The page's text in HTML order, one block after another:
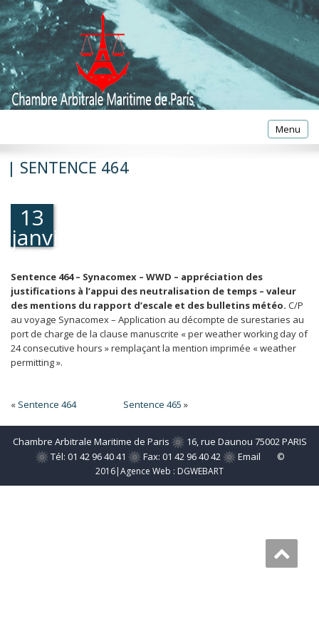
Toggle
Menu
| SENTENCE 464
13
janvier
1983
Sentence 464 – Synacomex – WWD – appréciation des
justifications à l’appui des neutralisation de temps – valeur
des mentions du rapport d’escale et des bulletins météo. C/P
au voyage Synacomex – Application au décompte de surestaries au
port de charge de la clause manuscrite « per weather working day of
24 consecutive hours » remplaçant la mention imprimée « weather
permitting ».
« Sentence 464 Sentence 465 »
Chambre Arbitrale Maritime de Paris
16, rue Daunou 75002 PARIS
Tél: 01 42 96 40 41
Fax: 01 42 96 40 42 Email
©
2016|Agence Web : DGWEBART